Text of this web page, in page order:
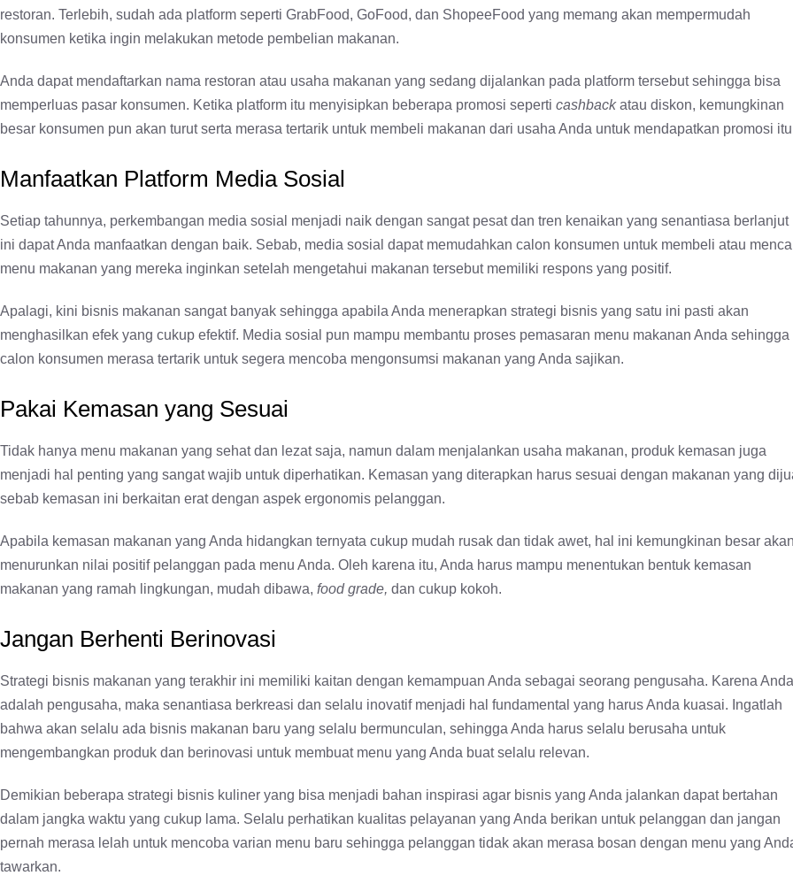
restoran. Terlebih, sudah ada platform seperti GrabFood, GoFood, dan ShopeeFood yang memang akan mempermudah
konsumen ketika ingin melakukan metode pembelian makanan.
Anda dapat mendaftarkan nama restoran atau usaha makanan yang sedang dijalankan pada platform tersebut sehingga bisa
memperluas pasar konsumen. Ketika platform itu menyisipkan beberapa promosi seperti cashbackatau diskon, kemungkinan
besar konsumen pun akan turut serta merasa tertarik untuk membeli makanan dari usaha Anda untuk mendapatkan promosi
Manfaatkan Platform Media Sosial
Setiap tahunnya, perkembangan media sosial menjadi naik dengan sangat pesat dan tren kenaikan yang senantiasa berlanjut
ini dapat Anda manfaatkan dengan baik. Sebab, media sosial dapat memudahkan calon konsumen untuk membeli atau
menu makanan yang mereka inginkan setelah mengetahui makanan tersebut memiliki respons yang positif.
Apalagi, kini bisnis makanan sangat banyak sehingga apabila Anda menerapkan strategi bisnis yang satu ini pasti akan
menghasilkan efek yang cukup efektif. Media sosial pun mampu membantu proses pemasaran menu makanan Anda sehingga
calon konsumen merasa tertarik untuk segera mencoba mengonsumsi makanan yang Anda sajikan.
Pakai Kemasan yang Sesuai
Tidak hanya menu makanan yang sehat dan lezat saja, namun dalam menjalankan usaha makanan, produk kemasan juga
menjadi hal penting yang sangat wajib untuk diperhatikan. Kemasan yang diterapkan harus sesuai dengan makanan yang
sebab kemasan ini berkaitan erat dengan aspek ergonomis pelanggan.
Apabila kemasan makanan yang Anda hidangkan ternyata cukup mudah rusak dan tidak awet, hal ini kemungkinan besar
menurunkan nilai positif pelanggan pada menu Anda. Oleh karena itu, Anda harus mampu menentukan bentuk kemasan
makanan yang ramah lingkungan, mudah dibawa, food grade, dan cukup kokoh.
Jangan Berhenti Berinovasi
Strategi bisnis makanan yang terakhir ini memiliki kaitan dengan kemampuan Anda sebagai seorang pengusaha. Karena Anda
adalah pengusaha, maka senantiasa berkreasi dan selalu inovatif menjadi hal fundamental yang harus Anda kuasai. Ingatlah
bahwa akan selalu ada bisnis makanan baru yang selalu bermunculan, sehingga Anda harus selalu berusaha untuk
mengembangkan produk dan berinovasi untuk membuat menu yang Anda buat selalu relevan.
Demikian beberapa strategi bisnis kuliner yang bisa menjadi bahan inspirasi agar bisnis yang Anda jalankan dapat bertahan
dalam jangka waktu yang cukup lama. Selalu perhatikan kualitas pelayanan yang Anda berikan untuk pelanggan dan jangan
pernah merasa lelah untuk mencoba varian menu baru sehingga pelanggan tidak akan merasa bosan dengan menu yang
tawarkan.